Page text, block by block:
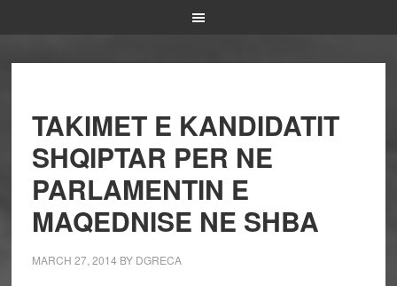
TAKIMET E KANDIDATIT
SHQIPTAR PER NE
PARLAMENTIN E
MAQEDNISE NE SHBA
MARCH 27, 2014 BY DGRECA